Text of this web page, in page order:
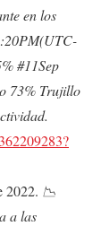
en los
#11Sep
73% Trujillo
2022. 📉
a las